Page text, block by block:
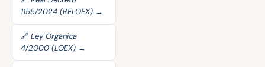
1155/2024 (RELOEX) →
🔗 Ley Orgánica
4/2000 (LOEX) →